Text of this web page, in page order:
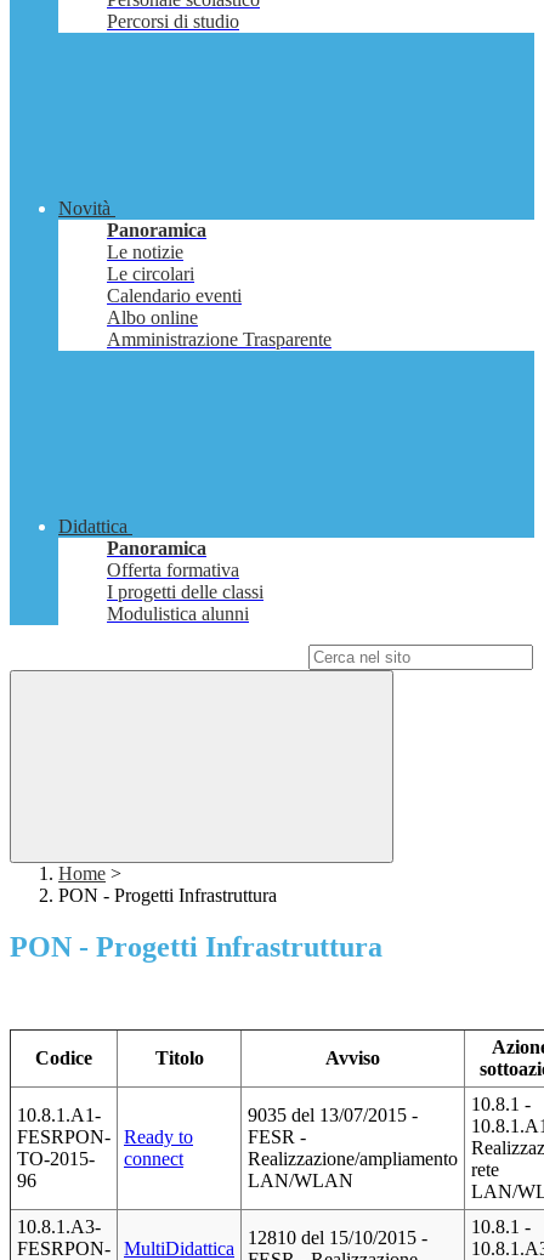
Percorsi di studio
Novità
Panoramica
Le notizie
Le circolari
Calendario eventi
Albo online
Amministrazione Trasparente
Didattica
Panoramica
Offerta formativa
I progetti delle classi
Modulistica alunni
Home >
PON - Progetti Infrastruttura
PON - Progetti Infrastruttura
Codice Titolo Avviso
10.8.1.A1-
FESRPON-
TO-2015-
96
Ready to
connect
9035 del 13/07/2015 -
FESR -
Realizzazione/ampliamento
LAN/WLAN
10.8.1 -
rete
LAN/
10.8.1.A3-
FESRPON-
MultiDidattica
12810 del 15/10/2015 -
10.8.1 -